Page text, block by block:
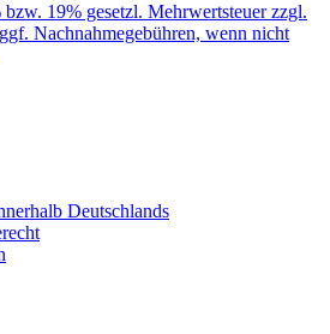
19% gesetzl. Mehrwertsteuer zzgl.
Nachnahmegebühren, wenn nicht
Deutschlands